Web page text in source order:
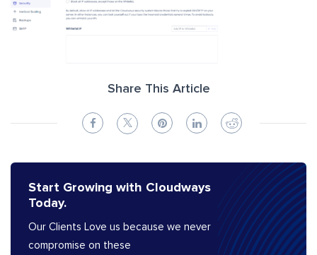
Share This Article
Start Growing with Cloudways
Today.
Our Clients Love us because we never
compromise on these